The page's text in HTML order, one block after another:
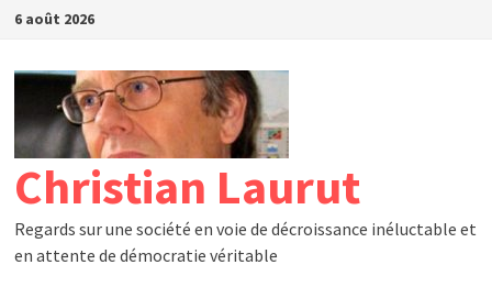
Passer
contenu
6 août 2026
Christian Laurut
Regards sur une société en voie de décroissance inéluctable et
en attente de démocratie véritable